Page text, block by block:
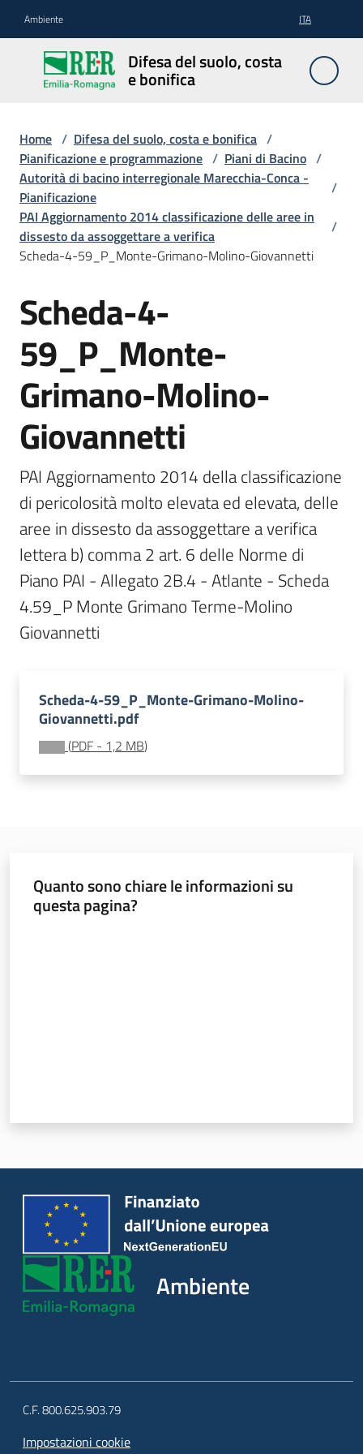
Ambiente ITA
Difesa del suolo, costa
e bonifica
Difesa
del
suolo,
bonifica
Pianificazione
e
programmazione
Temi
Documentazione
Comunicazione
Ambiente
Argomenti
Servizi
Leggi Atti Bandi
Home / Difesa del suolo, costa e bonifica /
Pianificazione e programmazione / Piani di Bacino /
Autorità di bacino interregionale Marecchia-Conca -
Pianificazione
/
PAI Aggiornamento 2014 classificazione delle aree in
dissesto da assoggettare a verifica
/
Scheda-4-59_P_Monte-Grimano-Molino-Giovannetti
Scheda-4-
59_P_Monte-
Grimano-Molino-
Giovannetti
PAI Aggiornamento 2014 della classificazione
di pericolosità molto elevata ed elevata, delle
aree in dissesto da assoggettare a verifica
lettera b) comma 2 art. 6 delle Norme di
Piano PAI - Allegato 2B.4 - Atlante - Scheda
4.59_P Monte Grimano Terme-Molino
Giovannetti
Scheda-4-59_P_Monte-Grimano-Molino-
Giovannetti.pdf
(PDF - 1,2 MB)
Quanto sono chiare le informazioni su
questa pagina?
Ambiente
C.F. 800.625.903.79
Impostazioni cookie